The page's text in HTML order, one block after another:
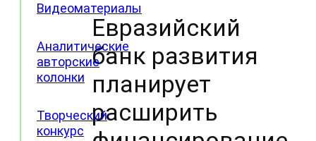
Видеоматериалы
Аналитические
авторские
колонки
Творческий
конкурс
Евразийский
банк развития
планирует
расширить